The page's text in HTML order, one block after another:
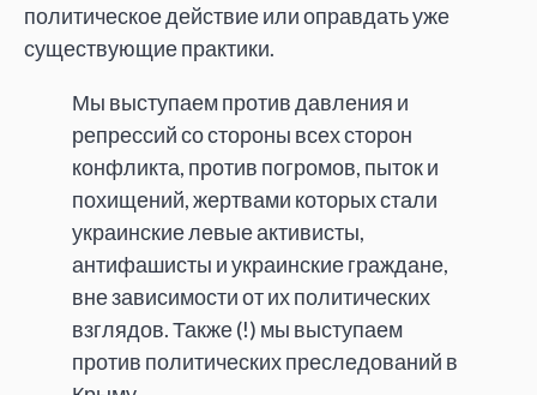
политическое действие или оправдать уже
существующие практики.
Мы выступаем против давления и
репрессий со стороны всех сторон
конфликта, против погромов, пыток и
похищений, жертвами которых стали
украинские левые активисты,
антифашисты и украинские граждане,
вне зависимости от их политических
взглядов. Также (!) мы выступаем
против политических преследований в